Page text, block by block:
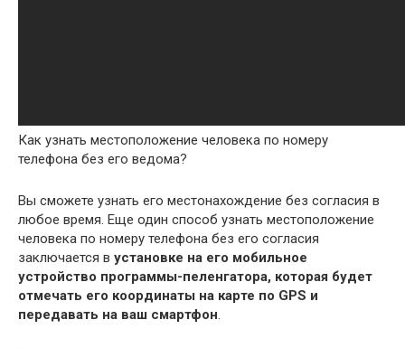
Как узнать местоположение человека по номеру
телефона без его ведома?
Вы сможете узнать его местонахождение без согласия в
любое время. Еще один способ узнать местоположение
человека по номеру телефона без его согласия
заключается в установке на его мобильное
устройство программы-пеленгатора, которая будет
отмечать его координаты на карте по GPS и
передавать на ваш смартфон.